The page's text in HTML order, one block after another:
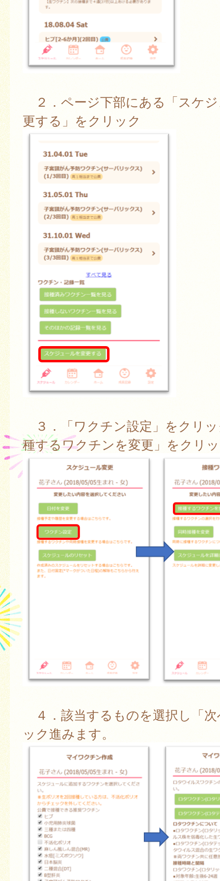
２．ページ下部にある「スケ
更する」をクリック
３．「ワクチン設定」をクリ
種するワクチンを変更」をクリ
４．該当するものを選択し「
ック進みます。